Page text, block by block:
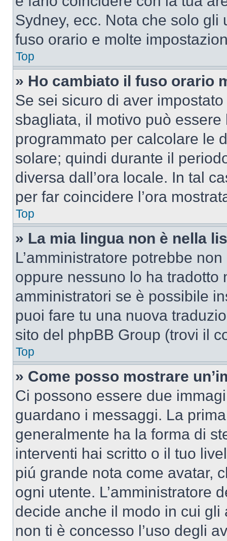
Sydney, ecc. Nota che solo
fuso orario e molte
Top
» Ho cambiato il fuso orario
Se sei sicuro di aver
sbagliata, il motivo può essere
programmato per calcolare le
solare; quindi durante il
diversa dall’ora locale. In tal
per far coincidere l’ora
Top
» La mia lingua non è nella
L’amministratore potrebbe
oppure nessuno lo ha
amministratori se è possibile
puoi fare tu una nuova
sito del phpBB Group (trovi il
Top
» Come posso mostrare
Ci possono essere due
guardano i messaggi. La
generalmente ha la forma di
interventi hai scritto o il tuo
piú grande nota come avatar,
ogni utente. L’amministratore
decide anche il modo in cui
non ti è concesso l’uso degli